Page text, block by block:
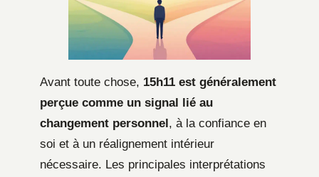
Avant toute chose, 15h11 est généralement
perçue comme un signal lié au
changement personnel, à la confiance en
soi et à un réalignement intérieur
nécessaire. Les principales interprétations